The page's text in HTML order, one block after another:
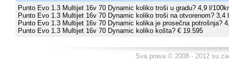
Punto Evo 1.3 Multijet 16v 70 Dynamic koliko troši u gradu? 4,9 l/
Punto Evo 1.3 Multijet 16v 70 Dynamic koliko troši na otvorenom? 3,4
Punto Evo 1.3 Multijet 16v 70 Dynamic kolika je prosečna potrošnja?
Punto Evo 1.3 Multijet 16v 70 Dynamic koliko košta? € 19.595
Sva prava © 2008 - 2012 su